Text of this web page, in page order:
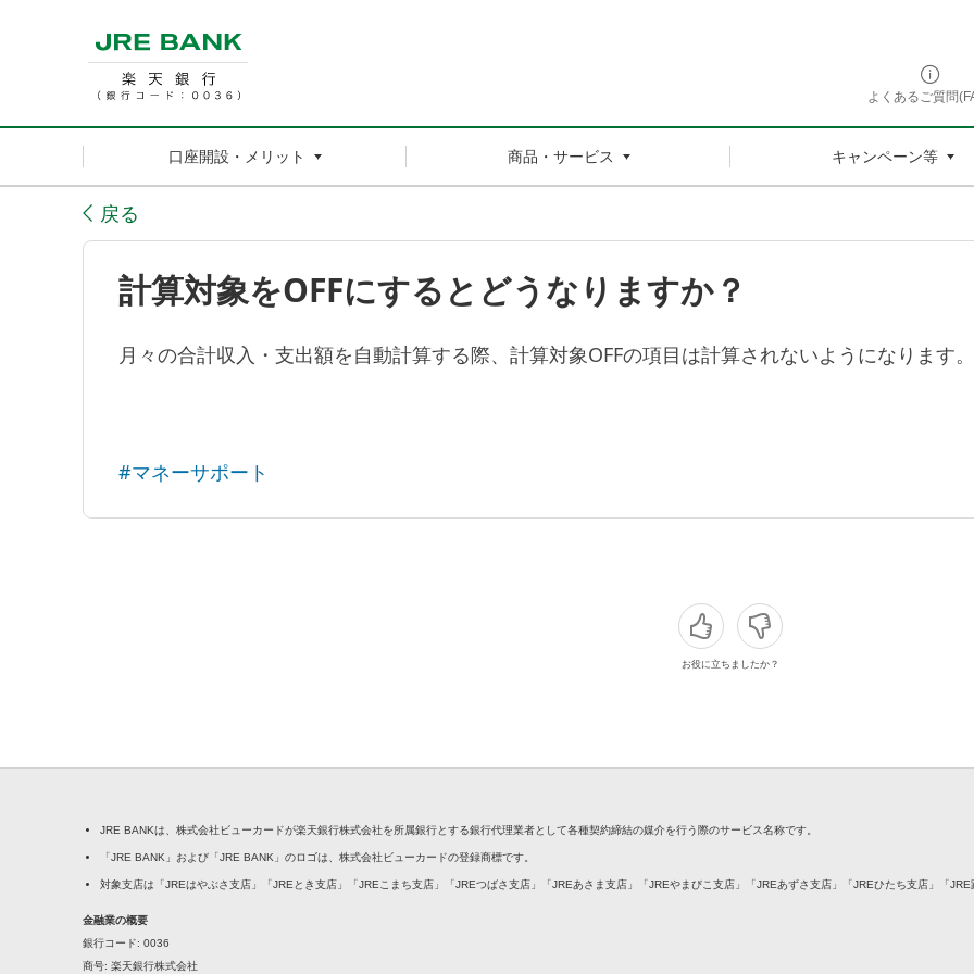
よくあるご質問
口座開設・メリット 商品・サービス キャンペーン等
戻る
計算対象をOFFにするとどうなりますか？
月々の合計収入・支出額を自動計算する際、計算対象OFFの項目は計算されないようになります。
#マネーサポート
お役に立ちましたか？
JRE BANKは、株式会社ビューカードが楽天銀行株式会社を所属銀行とする銀行代理業者として各種契約締結の媒介を行う際のサービス名称です。
「JRE BANK」および「JRE BANK」のロゴは、株式会社ビューカードの登録商標です。
対象支店は「JREはやぶさ支店」「JREとき支店」「JREこまち支店」「JREつばさ支店」「JREあさま支店」「JREやまびこ支店」「JREあずさ支店」「JREひたち支店」「JRE
金融業の概要
銀行コード
0036
商号 楽天銀行株式会社